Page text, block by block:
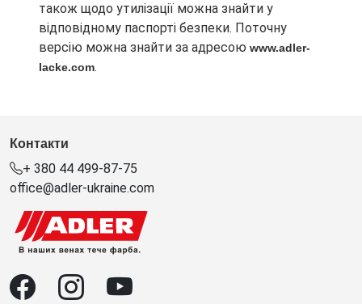
також щодо утилізації можна знайти у
відповідному паспорті безпеки. Поточну
версію можна знайти за адресою www.adler-
lacke.com.
Контакти
+ 380 44 499-87-75
office@adler-ukraine.com